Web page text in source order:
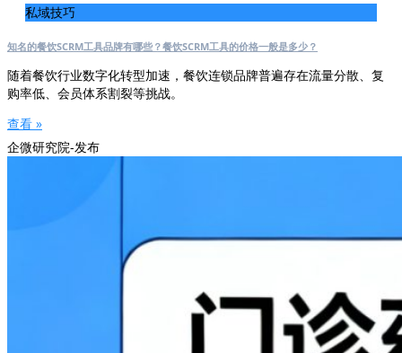
私域技巧
知名的餐饮SCRM工具品牌有哪些？餐饮SCRM工具的价格一般是多少？
随着餐饮行业数字化转型加速，餐饮连锁品牌普遍存在流量分散、复
购率低、会员体系割裂等挑战。
查看 »
企微研究院-发布